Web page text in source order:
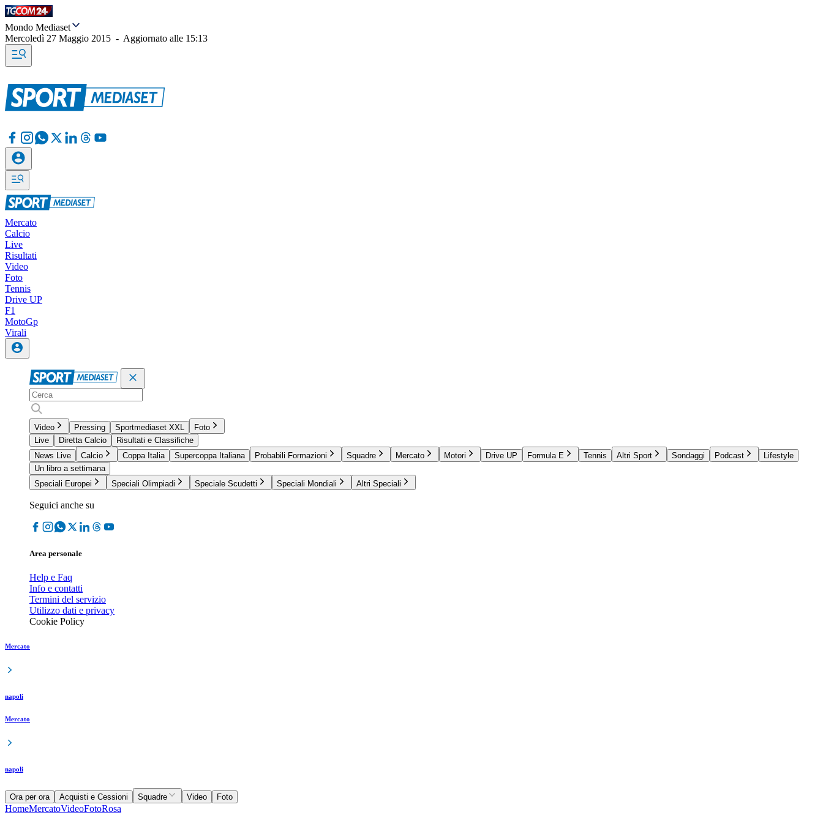
Mondo Mediaset
Mercoledì 27 Maggio 2015 - Aggiornato alle 15:13
Mercato
Calcio
Live
Risultati
Video
Foto
Tennis
Drive UP
F1
MotoGp
Virali
Video Pressing Sportmediaset XXL
Foto
Live
Diretta Calcio
Risultati e Classifiche
News Live
Calcio Coppa Italia Supercoppa Italiana Probabili Formazioni Squadre Mercato Motori Drive UP Formula E Tennis Altri Sport Sondaggi Podcast
Lifestyle
Un libro a settimana
Speciali Europei
Speciali Olimpiadi Speciale Scudetti Speciali Mondiali Altri Speciali
Seguici anche su
Area personale
Help e Faq
Info e contatti
Termini del servizio
Utilizzo dati e privacy
Cookie Policy
Mercato
napoli
Mercato
napoli
Ora per ora Acquisti e Cessioni Squadre Video Foto
HomeMercatoVideoFotoRosa